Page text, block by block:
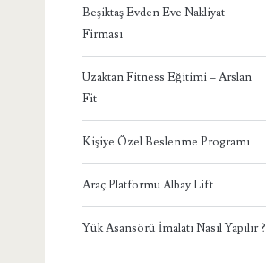
Beşiktaş Evden Eve Nakliyat
Firması
Uzaktan Fitness Eğitimi – Arslan
Fit
Kişiye Özel Beslenme Programı
Araç Platformu Albay Lift
Yük Asansörü İmalatı Nasıl Yapılır ?